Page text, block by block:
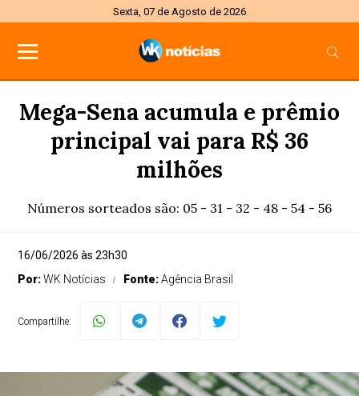
Sexta, 07 de Agosto de 2026
Mega-Sena acumula e prêmio
principal vai para R$ 36
milhões
Números sorteados são: 05 - 31 - 32 - 48 - 54 - 56
16/06/2026 às 23h30
Por:WK Notícias Fonte:Agência Brasil
Compartilhe: